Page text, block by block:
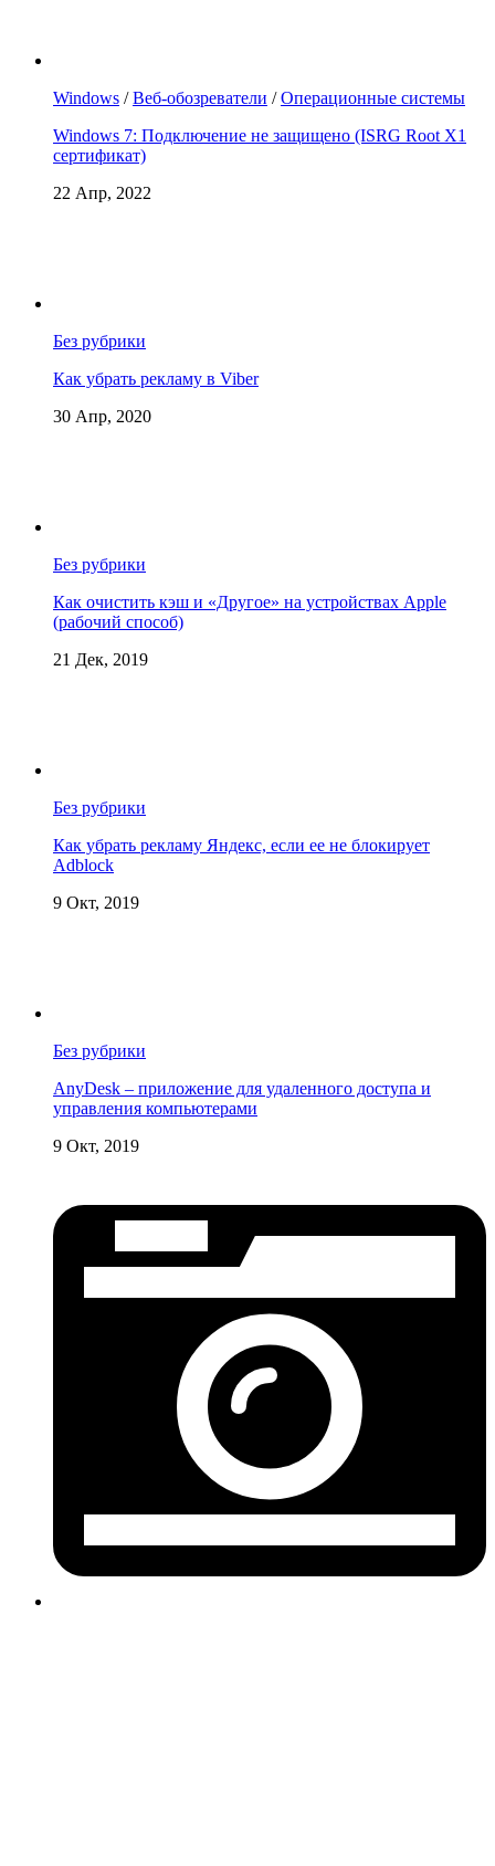
Windows /Веб-обозреватели /Операционные системы
Windows 7: Подключение не защищено (ISRG Root X1
сертификат)
22 Апр, 2022
Без рубрики
Как убрать рекламу в Viber
30 Апр, 2020
Без рубрики
Как очистить кэш и «Другое» на устройствах Apple
(рабочий способ)
21 Дек, 2019
Без рубрики
Как убрать рекламу Яндекс, если ее не блокирует
Adblock
9 Окт, 2019
Без рубрики
AnyDesk – приложение для удаленного доступа и
управления компьютерами
9 Окт, 2019